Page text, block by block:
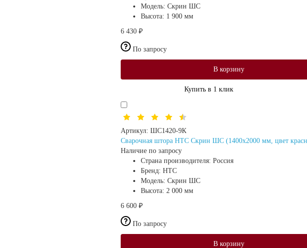
Модель: Скрин ШС
Высота: 1 900 мм
6 430 ₽
По запросу
В корзину
Купить в 1 клик
Артикул: ШС1420-9К
Сварочная штора HTC Скрин ШС (1400х2000 мм, цвет
Наличие по запросу
Страна производителя: Россия
Бренд: HTC
Модель: Скрин ШС
Высота: 2 000 мм
6 600 ₽
По запросу
В корзину